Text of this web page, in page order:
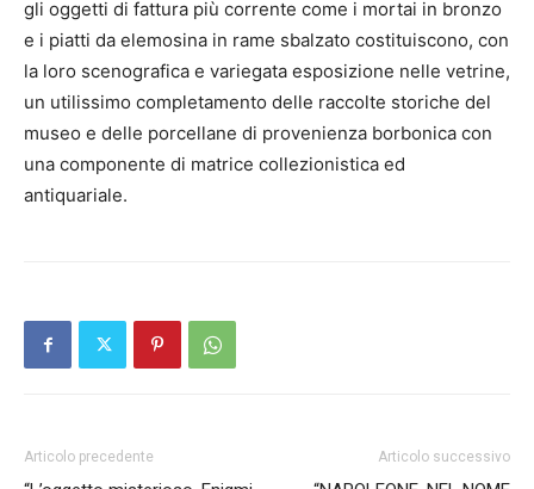
gli oggetti di fattura più corrente come i mortai in bronzo
e i piatti da elemosina in rame sbalzato costituiscono, con
la loro scenografica e variegata esposizione nelle vetrine,
un utilissimo completamento delle raccolte storiche del
museo e delle porcellane di provenienza borbonica con
una componente di matrice collezionistica ed
antiquariale.
Articolo precedente Articolo successivo